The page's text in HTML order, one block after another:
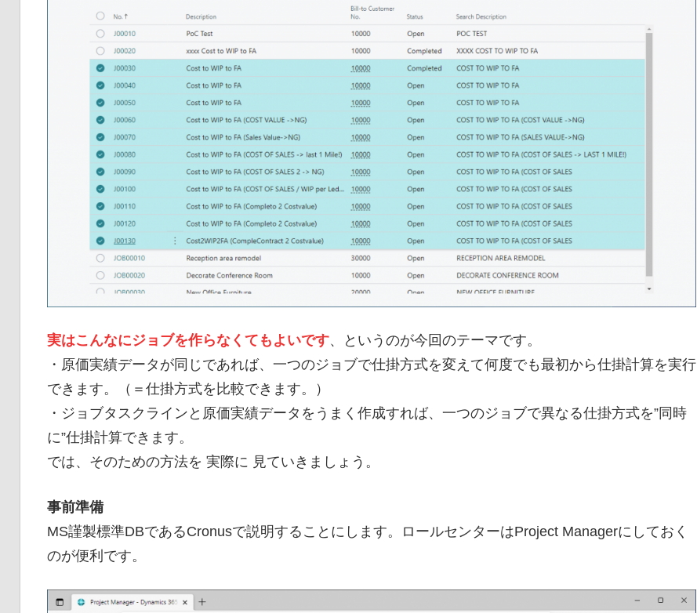
実はこんなにジョブを作らなくてもよいです、というのが今回のテーマです。
・原価実績データが同じであれば、一つのジョブで仕掛方式を変えて何度でも最初から仕掛計算を実行
できます。（＝仕掛方式を比較できます。）
・ジョブタスクラインと原価実績データをうまく作成すれば、一つのジョブで異なる仕掛方式を”同時
に”仕掛計算できます。
では、そのための方法を 実際に 見ていきましょう。
事前準備
MS謹製標準DBであるCronusで説明することにします。ロールセンターはProject Managerにしておく
のが便利です。